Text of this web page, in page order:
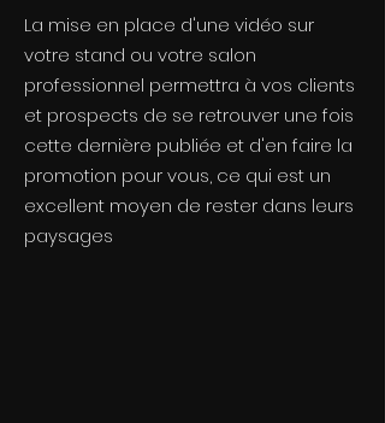
La mise en place d'une vidéo sur
votre stand ou votre salon
professionnel permettra à vos clients
et prospects de se retrouver une fois
cette dernière publiée et d'en faire la
promotion pour vous, ce qui est un
excellent moyen de rester dans leurs
paysages